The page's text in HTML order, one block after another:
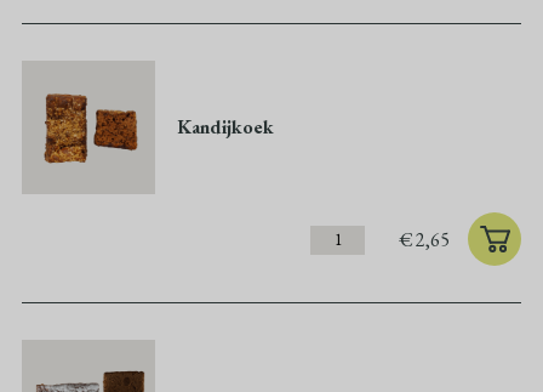
Kandijkoek
€2,65